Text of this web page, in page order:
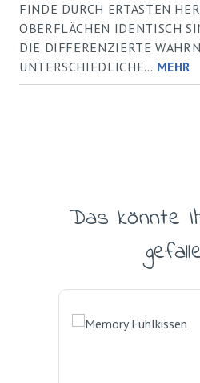
FINDE DURCH ERTASTEN
OBERFLÄCHEN IDENTISCH
DIE DIFFERENZIERTE
UNTERSCHIEDLICHE… MEHR
Produktgalerie
Das könnte